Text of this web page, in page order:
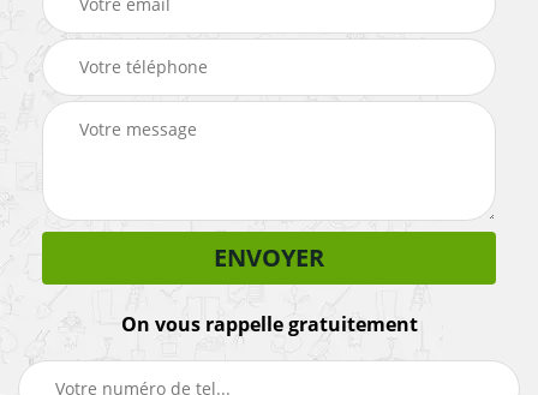
On vous rappelle gratuitement